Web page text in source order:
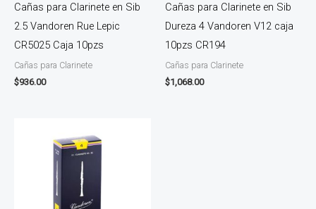
Cañas para Clarinete en Sib
2.5 Vandoren Rue Lepic
CR5025 Caja 10pzs
Cañas para Clarinete
$936.00
Cañas para Clarinete en Sib
Dureza 4 Vandoren V12 caja
10pzs CR194
Cañas para Clarinete
$1,068.00